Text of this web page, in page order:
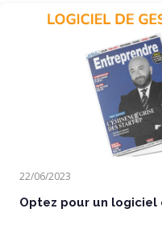
Optez pour un logiciel de gestion
22/06/2023
Optez pour un logiciel